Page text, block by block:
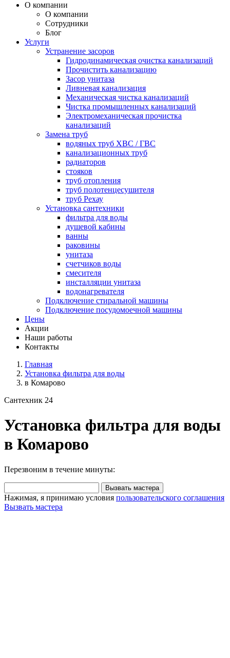
О компании
О компании
Сотрудники
Блог
Услуги
Устранение засоров
Гидродинамическая очистка канализаций
Прочистить канализацию
Засор унитаза
Ливневая канализация
Механическая чистка канализаций
Чистка промышленных канализаций
Электромеханическая прочистка
канализаций
Замена труб
водяных труб ХВС / ГВС
канализационных труб
радиаторов
стояков
труб отопления
труб полотенцесушителя
труб Рехау
Установка сантехники
фильтра для воды
душевой кабины
ванны
раковины
унитаза
счетчиков воды
смесителя
инсталляции унитаза
водонагревателя
Подключение стиральной машины
Подключение посудомоечной машины
Цены
Акции
Наши работы
Контакты
Главная
Установка фильтра для воды
в Комарово
Сантехник 24
Установка фильтра для воды
в Комарово
Перезвоним в течение минуты:
Вызвать мастера
Нажимая, я принимаю условия пользовательского соглашения
Вызвать мастера